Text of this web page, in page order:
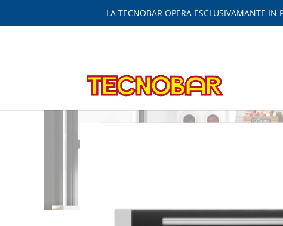
LA TECNOBAR OPERA ESCLUSIVAMANTE IN